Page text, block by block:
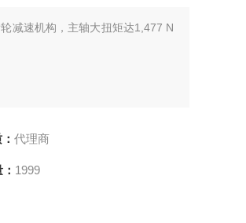
减速机构，主轴大扭矩达1,477 N
代理商
1999